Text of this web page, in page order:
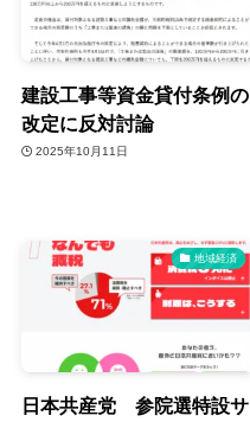
建設工事等資金貸付条例の
改定に反対討論
2025年10月11日
地域経済
日本共産党 参院選特設サ